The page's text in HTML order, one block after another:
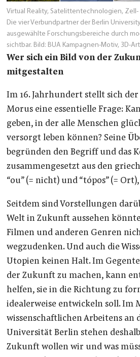
Virtual Reality, Satelittentechnologien,
Die vier Verbundpartner der Berlin
ausgewählte Forschungsbereiche durch
sichtbar. Bild: BUA Kampagnen-Motiv, 3D-
Wer sich ein Bild von der
mitgestalten
Im 16. Jahrhundert stellt sich
Morus eine essentielle Frage:
geben, in der alle Menschen
versorgt leben können? Seine
begründen den Begriff und das
zusammengesetzt aus den
“ou” (= nicht) und “tópos” (=
Seitdem sind Vorstellungen
Welt in Zukunft aussehen
Filmen und anderen Genren
wegzudenken. Und auch die
Utopien keinen Halt. Im
der Zukunft zu machen, kann
helfen, sie in die Richtung zu
idealerweise entwickeln soll. Im
wissenschaftlichen Arbeitens an
Universität Berlin stehen
Zukunft wollen wir und was